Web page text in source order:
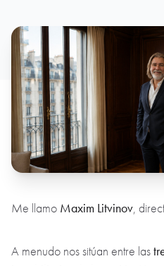
Me llamo Maxim Litvinov,
A menudo nos sitúan entre las